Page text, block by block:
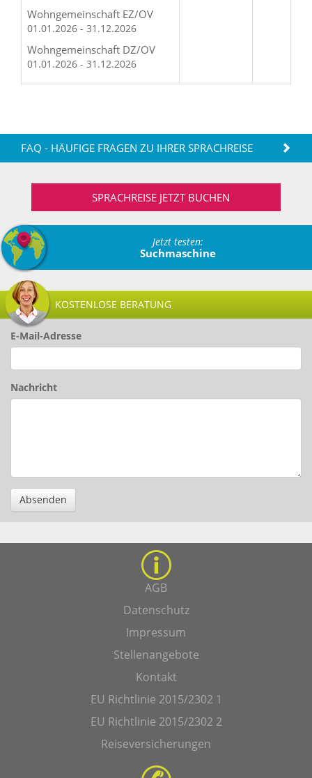
Wohngemeinschaft EZ/OV
01.01.2026 - 31.12.2026
Wohngemeinschaft DZ/OV
01.01.2026 - 31.12.2026
FAQ - HÄUFIGE FRAGEN ZU IHRER SPRACHREISE
SPRACHREISE JETZT BUCHEN
Jetzt testen:
Suchmaschine
KOSTENLOSE BERATUNG
E-Mail-Adresse
Nachricht
Absenden
AGB
Datenschutz
Impressum
Stellenangebote
Kontakt
EU Richtlinie 2015/2302 1
EU Richtlinie 2015/2302 2
Reiseversicherungen